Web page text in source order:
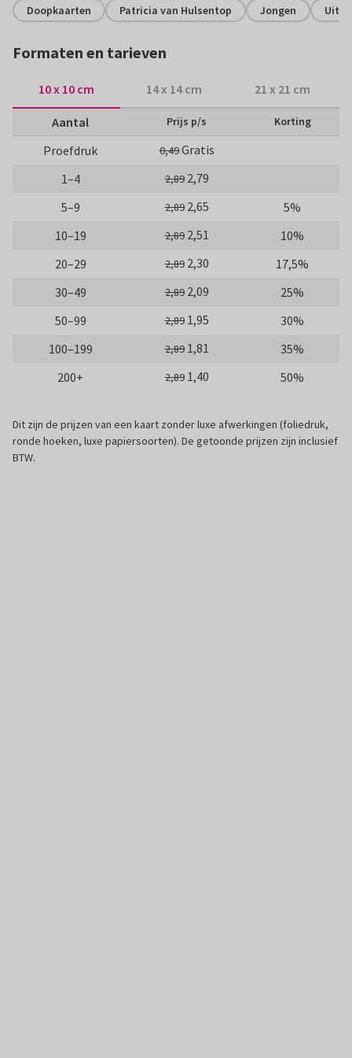
Doopkaarten Patricia van Hulsentop Jongen
Formaten en tarieven
10 x 10 cm 14 x 14 cm 21 x 21 cm
Aantal Prijs p/s Korting
Proefdruk 0,49Gratis
1–4
2,89 2,79
5–9
2,89 2,65
5%
10–19
2,89 2,51
10%
20–29
2,89 2,30
17,5%
30–49
2,89 2,09
25%
50–99
2,89 1,95
30%
100–199
2,89 1,81
35%
200+
2,89 1,40 50%
Dit zijn de prijzen van een kaart zonder luxe afwerkingen (foliedruk,
ronde hoeken, luxe papiersoorten). De getoonde prijzen zijn inclusief
BTW.